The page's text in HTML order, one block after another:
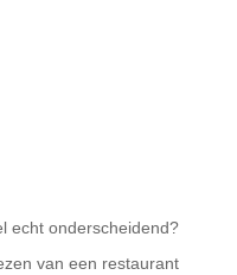
echt onderscheidend?
van een restaurant